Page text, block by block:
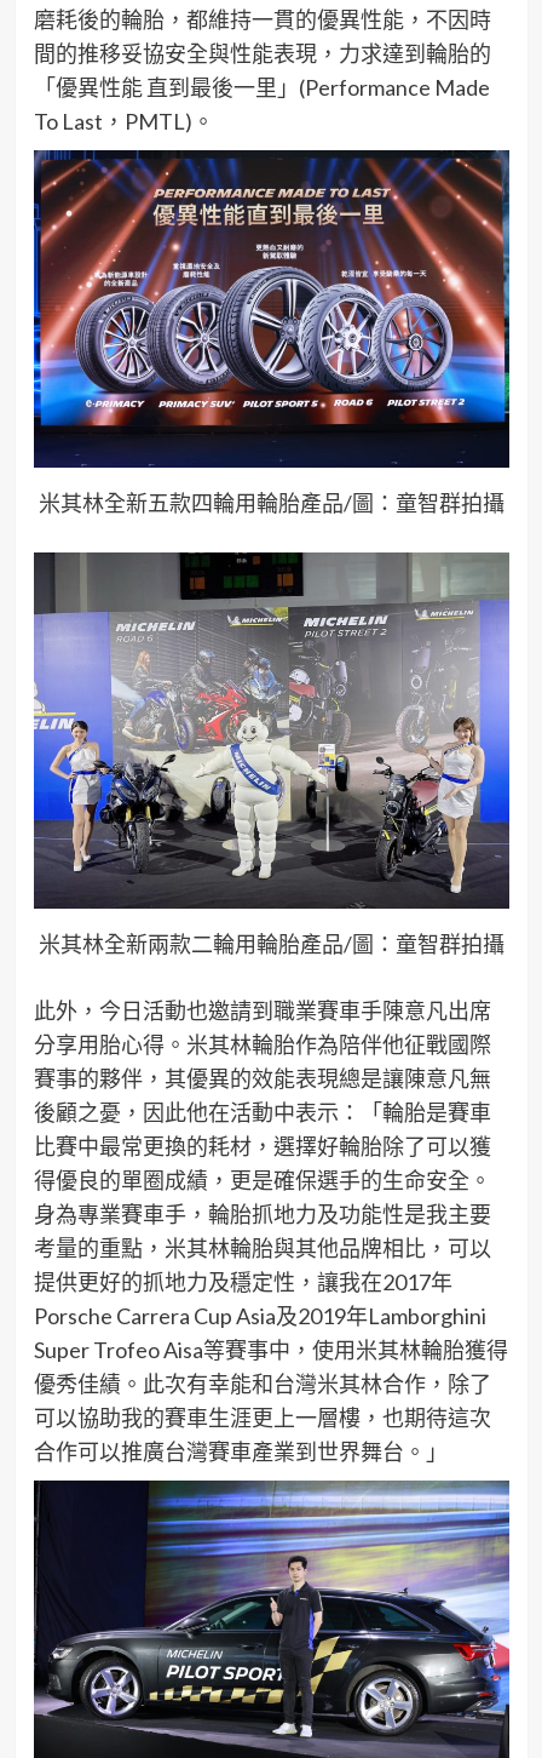
磨耗後的輪胎，都維持一貫的優異性能，不因時
間的推移妥協安全與性能表現，力求達到輪胎的
「優異性能 直到最後一里」 (Performance Made
To Last，PMTL)。
米其林全新五款四輪用輪胎產品/圖：童智群拍攝
米其林全新兩款二輪用輪胎產品/圖：童智群拍攝
此外，今日活動也邀請到 職業賽車手陳意凡出席
分享用胎心得。 米其林輪胎作為陪伴他征戰國際
賽事的夥伴， 其優異的效能表現總是讓陳意凡無
後顧之憂 ， 因此他在活動中表示：「輪胎是賽車
比賽中最常更換的耗材， 選擇好輪胎除了可以獲
得優良的單圈成績，更是確保選手的生命安全 。
身為專業賽車手， 輪胎抓地力及功能性是我主要
考量的重點，米其林輪胎與其他品牌相比，可以
提供更好的抓地力及穩定性 ，讓我在2017年
Porsche Carrera Cup Asia及2019年Lamborghini
SuperTrofeoAisa等賽事中，使用米其林輪胎獲得
優秀佳績。 此次有幸能和台灣米其林合作，除了
可以協助我的賽車生涯更上一層樓，也期待這次
合作可以推廣台灣賽車產業到 世界舞台 。 」